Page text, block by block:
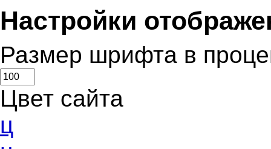
Настройки
Размер шрифта в
Цвет сайта
ц